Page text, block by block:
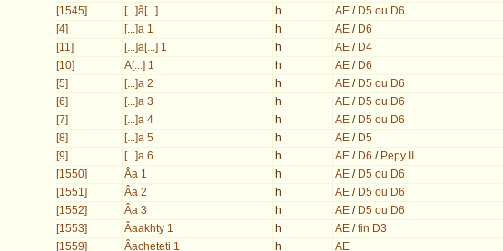
[1545]
[...]â[...] h AE/ D5 ou D6
[4]
[...]a 1 h AE/ D6
[11]
[...]a[...] 1 h AE/ D4
[10]
A[...] 1 h AE/ D6
[5]
[...]a 2 h AE/ D5 ou D6
[6]
[...]a 3 h AE/ D5 ou D6
[7]
[...]a 4 h AE/ D5 ou D6
[8]
[...]a 5 h AE/ D5
[9]
[...]a 6 h AE/ D6 / Pepy II
[1550]
Âa 1 h AE/ D5 ou D6
[1551]
Âa 2 h AE/ D5 ou D6
[1552]
Âa 3 h AE/ D5 ou D6
[1553]
Âaakhty 1 h AE/fin D3
[1559]
Âacheteti 1 h AE